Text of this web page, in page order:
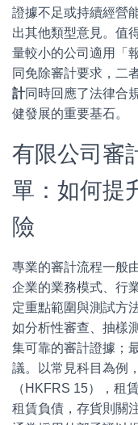
證據不足或持續經營
出其他類型意見。值
量較小的公司適用「
同免除審計要求，二
計同時回應了法律合
健發展的重要基石。
有限公司審
單：如何提
險
專業的審計流程一般
企業的業務模式、行
定重點範圍與測試方
如分析性審查、抽樣
集可靠的審計證據；
議。以常見科目為例
（HKFRS 15），租
租賃負債，存貨則關